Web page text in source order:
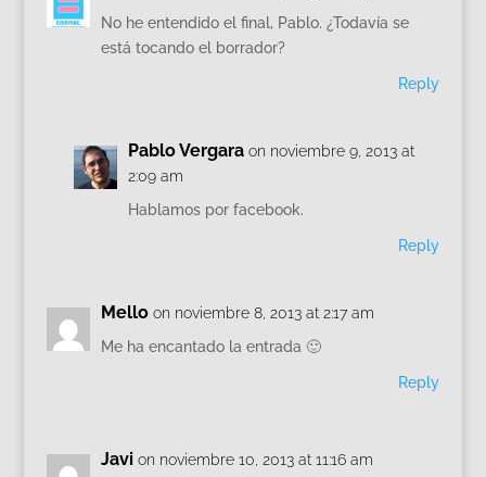
No he entendido el final, Pablo. ¿Todavía se
está tocando el borrador?
Reply
Pablo Vergara on noviembre 9, 2013 at
2:09 am
Hablamos por facebook.
Reply
Mello on noviembre 8, 2013 at 2:17 am
Me ha encantado la entrada 🙂
Reply
Javi on noviembre 10, 2013 at 11:16 am